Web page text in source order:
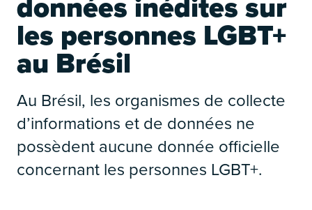
les personnes LGBT+
au Brésil
Au Brésil, les organismes de collecte
d’informations et de données ne
possèdent aucune donnée officielle
concernant les personnes LGBT+.